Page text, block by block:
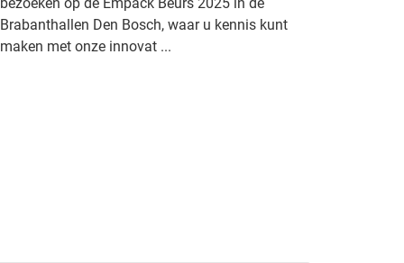
Brabanthallen Den Bosch, waar u kennis kunt
maken met onze innovat ...